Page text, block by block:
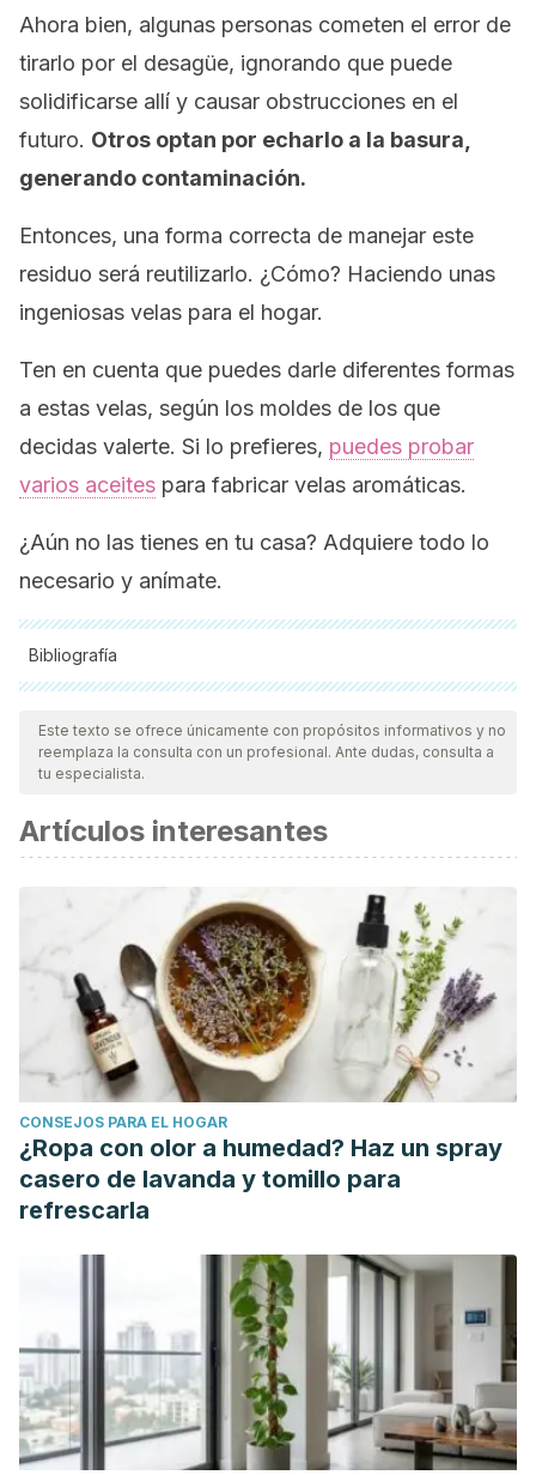
Ahora bien, algunas personas cometen el error de
tirarlo por el desagüe, ignorando que puede
solidificarse allí y causar obstrucciones en el
futuro. Otros optan por echarlo a la basura,
generando contaminación.
Entonces, una forma correcta de manejar este
residuo será reutilizarlo. ¿Cómo? Haciendo unas
ingeniosas velas para el hogar.
Ten en cuenta que puedes darle diferentes formas
a estas velas, según los moldes de los que
decidas valerte. Si lo prefieres, puedes probar
varios aceites para fabricar velas aromáticas.
¿Aún no las tienes en tu casa? Adquiere todo lo
necesario y anímate.
Bibliografía
Todas las fuentes citadas fueron revisadas a profundidad por
nuestro equipo, para asegurar su calidad, confiabilidad,
vigencia y validez.La bibliografía de este artículo fue
científica.
Venkata, R. P., & Subramanyam, R. (2016). Evaluation of the
deleterious health effects of consumption of repeatedly
heated vegetable oil.Toxicology reports 3 , 636-643.
https://www.ncbi.nlm.nih.gov/pmc/articles/PMC5616019/
Este texto se ofrece únicamente con propósitos informativos y no
reemplaza la consulta con un profesional. Ante dudas, consulta a
tu especialista.
Artículos interesantes
CONSEJOS PARA EL HOGAR
¿Ropa con olor a humedad? Haz un spray
casero de lavanda y tomillo para
refrescarla